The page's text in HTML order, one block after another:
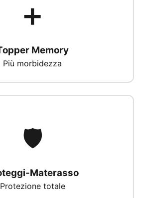
➕
Memory
Più morbidezza
🛡️
Materasso
Protezione totale